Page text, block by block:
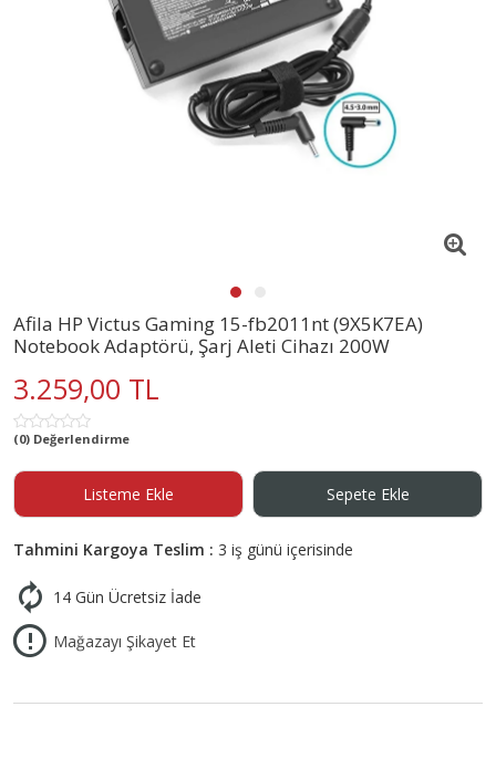
Afila HP Victus Gaming 15-fb2011nt (9X5K7EA)
Notebook Adaptörü, Şarj Aleti Cihazı 200W
3.259,00 TL
(0) Değerlendirme
Listeme Ekle Sepete Ekle
Tahmini Kargoya Teslim : 3 iş günü içerisinde
14 Gün Ücretsiz İade
Mağazayı Şikayet Et